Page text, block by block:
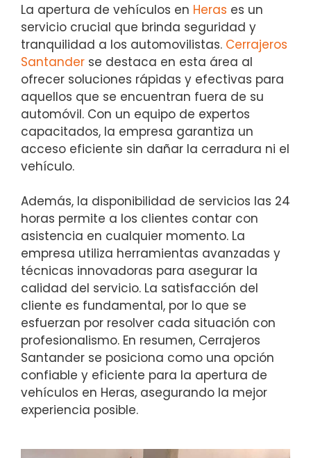
La apertura de vehículos en Heras es un
servicio crucial que brinda seguridad y
tranquilidad a los automovilistas. Cerrajeros
Santander se destaca en esta área al
ofrecer soluciones rápidas y efectivas para
aquellos que se encuentran fuera de su
automóvil. Con un equipo de expertos
capacitados, la empresa garantiza un
acceso eficiente sin dañar la cerradura ni el
vehículo.
Además, la disponibilidad de servicios las 24
horas permite a los clientes contar con
asistencia en cualquier momento. La
empresa utiliza herramientas avanzadas y
técnicas innovadoras para asegurar la
calidad del servicio. La satisfacción del
cliente es fundamental, por lo que se
esfuerzan por resolver cada situación con
profesionalismo. En resumen, Cerrajeros
Santander se posiciona como una opción
confiable y eficiente para la apertura de
vehículos en Heras, asegurando la mejor
experiencia posible.